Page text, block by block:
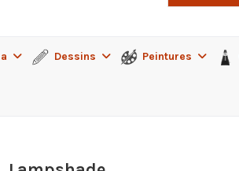
Dessins Peintures